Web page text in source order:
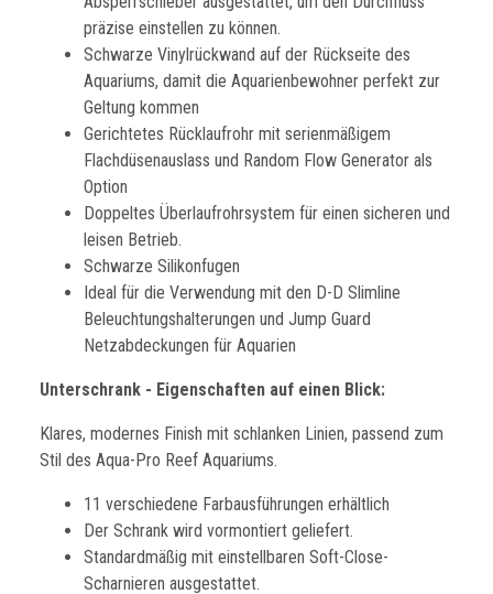
präzise einstellen zu können.
Schwarze Vinylrückwand auf der Rückseite des
Aquariums, damit die Aquarienbewohner perfekt zur
Geltung kommen
Gerichtetes Rücklaufrohr mit serienmäßigem
Flachdüsenauslass und Random Flow Generator als
Option
Doppeltes Überlaufrohrsystem für einen sicheren und
leisen Betrieb.
Schwarze Silikonfugen
Ideal für die Verwendung mit den D-D Slimline
Beleuchtungshalterungen und Jump Guard
Netzabdeckungen für Aquarien
Unterschrank - Eigenschaften auf einen Blick:
Klares, modernes Finish mit schlanken Linien, passend zum
Stil des Aqua-Pro Reef Aquariums.
11 verschiedene Farbausführungen erhältlich
Der Schrank wird vormontiert geliefert.
Standardmäßig mit einstellbaren Soft-Close-
Scharnieren ausgestattet.